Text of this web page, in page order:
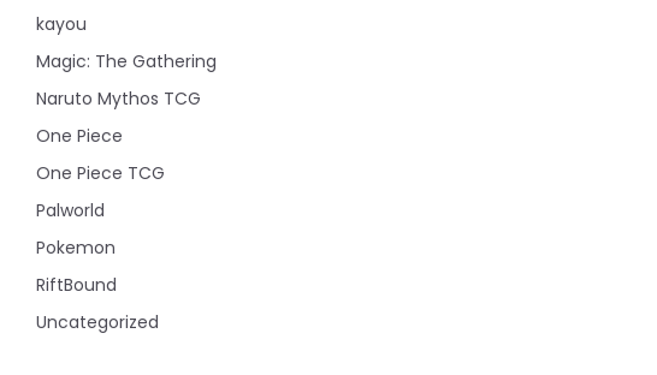
kayou
Magic: The Gathering
Naruto Mythos TCG
One Piece
One Piece TCG
Palworld
Pokemon
RiftBound
Uncategorized